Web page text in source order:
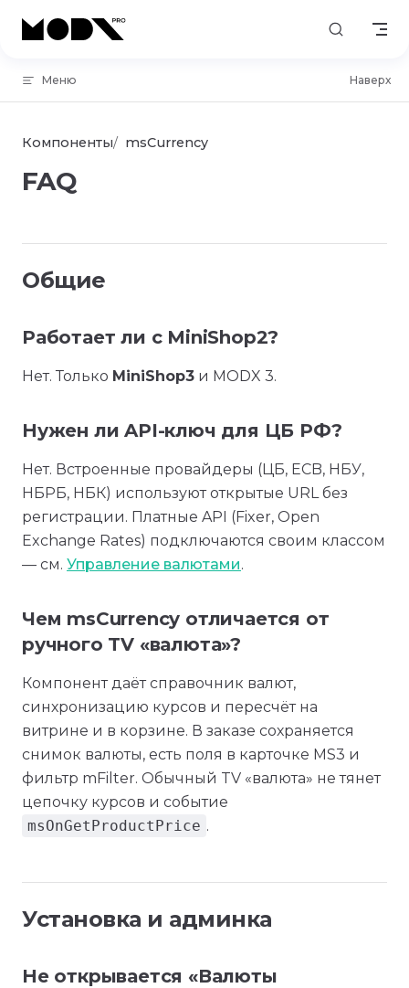
Skip to content
Меню Наверх
Компоненты msCurrency
FAQ
Общие
Работает ли с MiniShop2?
Нет. Только MiniShop3 и MODX 3.
Нужен ли API-ключ для ЦБ РФ?
Нет. Встроенные провайдеры (ЦБ, ECB, НБУ,
НБРБ, НБК) используют открытые URL без
регистрации. Платные API (Fixer, Open
Exchange Rates) подключаются своим классом
— см. Управление валютами.
Чем msCurrency отличается от
ручного TV «валюта»?
Компонент даёт справочник валют,
синхронизацию курсов и пересчёт на
витрине и в корзине. В заказе сохраняется
снимок валюты, есть поля в карточке MS3 и
фильтр mFilter. Обычный TV «валюта» не тянет
цепочку курсов и событие
msOnGetProductPrice .
Установка и админка
Не открывается «Валюты